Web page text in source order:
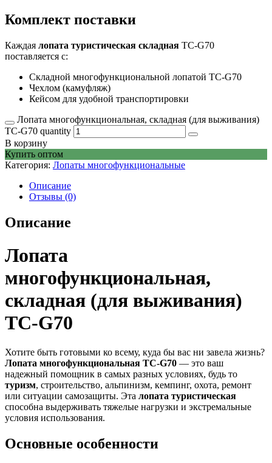
Комплект поставки
Каждая лопата туристическая складная TC-G70
поставляется с:
Складной многофункциональной лопатой TC-G70
Чехлом (камуфляж)
Кейсом для удобной транспортировки
Лопата многофункциональная, складная (для выживания)
TC-G70 quantity
В корзину
Купить оптом
Категория: Лопаты многофункциональные
Описание
Отзывы (0)
Описание
Лопата
многофункциональная,
складная (для выживания)
TC-G70
Хотите быть готовыми ко всему, куда бы вас ни завела жизнь?
Лопата многофункциональная TC-G70 — это ваш
надежный помощник в самых разных условиях, будь то
туризм, строительство, альпинизм, кемпинг, охота, ремонт
или ситуации самозащиты. Эта лопата туристическая
способна выдерживать тяжелые нагрузки и экстремальные
условия использования.
Основные особенности